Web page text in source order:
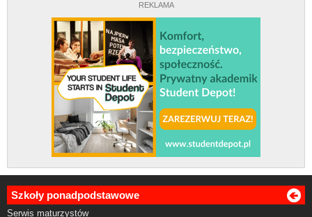
REKLAMA
Szkoły ponadpodstawowe
Serwis maturzystów